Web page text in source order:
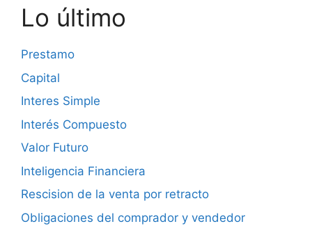
Lo último
Prestamo
Capital
Interes Simple
Interés Compuesto
Valor Futuro
Inteligencia Financiera
Rescision de la venta por retracto
Obligaciones del comprador y vendedor